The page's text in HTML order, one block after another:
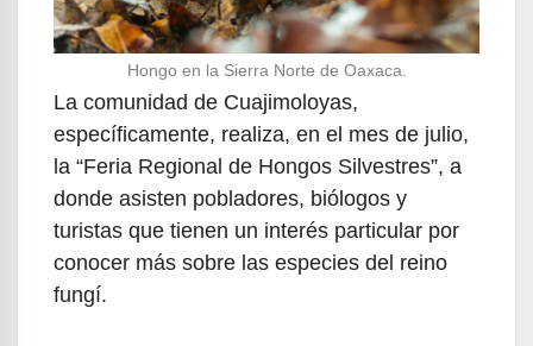
Hongo en la Sierra Norte de Oaxaca.
La comunidad de Cuajimoloyas,
específicamente, realiza, en el mes de julio,
la “Feria Regional de Hongos Silvestres”, a
donde asisten pobladores, biólogos y
turistas que tienen un interés particular por
conocer más sobre las especies del reino
fungí.